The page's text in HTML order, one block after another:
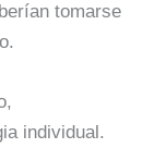
tomarse
individual.